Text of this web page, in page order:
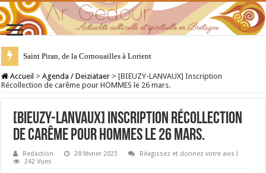
Saint Piran, de la Cornouailles à Lorient
28 juillet : Saint Samson de Dol, père de la Bretagne chrétienne
Accueil > Agenda / Deiziataer > [BIEUZY-LANVAUX] Inscription
Récollection de carême pour HOMMES le 26 mars.
[BIEUZY-LANVAUX] Inscription Récollection
de carême pour HOMMES le 26 mars.
Redaction 28 février 2023
Réagissez et donnez votre avis !
242 Vues